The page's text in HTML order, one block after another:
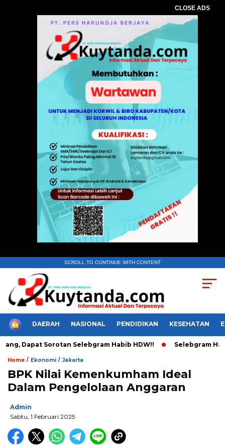
CLOSE ADS
SCROLL TO CONTINUE WITH CONTENT
HOMEDAERAH NASIONAL PENDIDIKAN KESEHATAN
Dapat Sorotan Selebgram Habib HDW!! Selebgram Habib
Home / Ekonomi / Jakarta
BPK Nilai Kemenkumham Ideal
Dalam Pengelolaan Anggaran
Admin
Sabtu, 1 Februari 2025